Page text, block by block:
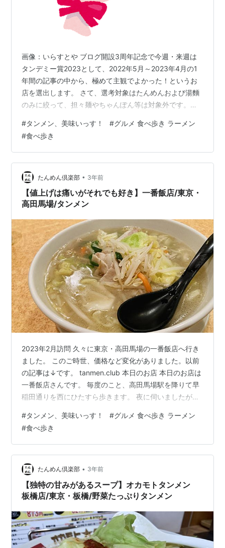
画像：いらすとや ブログ開設3周年記念で今週・来週は
タンデミー賞2023として、2022年5月～2023年4月の1
年間の記事の中から、極めて主観でよかった！というお
店を選出します。 さて、選考対象はたんめんおよび湯麵
のみに絞って、担々麺やちゃんぽん等は対象外です。お
した。1週目は部門編、来週が総合編となります。 ちなみ
に去年度のタンデミー賞2022の結果はこちらです。
tanmen.club tanmen.club 果たして、私好みのお店トッ
プはどのお店・どのメニューになるでしょうか？？ 埼玉
県比企郡小川町 天龍 タンメン ※私の好みやまた食べ…
#タンメン、美味いっす！ #グルメ 食べ歩き ラーメン
#食べ歩き
たんめん倶楽部 • 3年前
【値上げは痛いがそれでも好き】一番飯店/東京・
高田馬場/タンメン
2023年2月訪問 久々に東京・高田馬場の一番飯店へ行き
ました。 このご時世、価格など変化がありました。以前
の記事は↓です。 tanmen.club 本日のお店 本日のお店は
一番飯店さんです。 毎度のこと、高田馬場駅を降りて早
稲田通りを西にひたすら歩きます。 夜に伺いましたが、
みでした。とはいえ、階段を上がりづらい方は対応して
いただけるようです。 注文＆到着 タンメンですが、以前
より1割ほど値上がりしていて現在の価格は900円になっ
ていました。けっこう上がってきました。 名物である特
製広東焼きそばは1600円になっていました。 今回は初心
に帰…
#タンメン、美味いっす！ #グルメ 食べ歩き ラーメン
#食べ歩き
たんめん倶楽部 • 3年前
【独特の甘みがあるスープ】オカモトタンメン
板橋店/東京・板橋/野菜たっぷりタンメン